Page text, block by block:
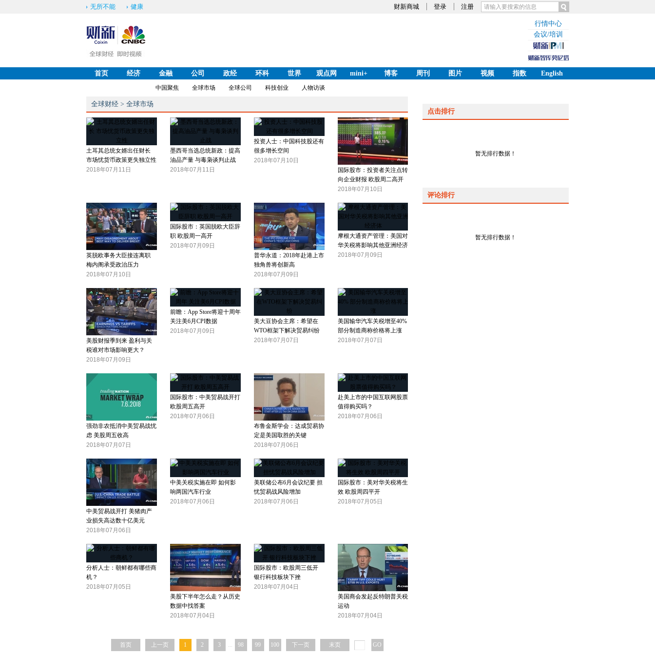
财新商城 登录 注册
无所不能 健康
行情中心
会议/培训
首页 经济 金融 公司 政经 环科 世界 观点网 mini+ 博客 周刊 图片 视频 指数 English
中国聚焦 全球市场 全球公司 科技创业 人物访谈
全球财经 > 全球市场
土耳其总统女婿出任财长
市场忧货币政策更失独立性
2018年07月11日
墨西哥当选总统新政：提高
油品产量 与毒枭谈判止战
2018年07月11日
投资人士：中国科技股还有
很多增长空间
2018年07月10日
国际股市：投资者关注点转
向企业财报 欧股周二高开
2018年07月10日
英脱欧事务大臣接连离职
梅内阁承受政治压力
2018年07月10日
国际股市：英国脱欧大臣辞
职 欧股周一高开
2018年07月09日
普华永道：2018年赴港上市
独角兽将创新高
2018年07月09日
摩根大通资产管理：美国对
华关税将影响其他亚洲经济
体
2018年07月09日
美股财报季到来 盈利与关
税谁对市场影响更大？
2018年07月09日
前瞻：App Store将迎十周年
关注美6月CPI数据
2018年07月09日
美大豆协会主席：希望在
WTO框架下解决贸易纠纷
2018年07月07日
美国输华汽车关税增至40%
部分制造商称价格将上涨
2018年07月07日
强劲非农抵消中美贸易战忧
虑 美股周五收高
2018年07月07日
国际股市：中美贸易战开打
欧股周五高开
2018年07月06日
布鲁金斯学会：达成贸易协
定是美国取胜的关键
2018年07月06日
赴美上市的中国互联网股票
值得购买吗？
2018年07月06日
中美贸易战开打 美猪肉产
业损失高达数十亿美元
2018年07月06日
中美关税实施在即 如何影
响两国汽车行业
2018年07月06日
美联储公布6月会议纪要 担
忧贸易战风险增加
2018年07月06日
国际股市：美对华关税将生
效 欧股周四平开
2018年07月05日
分析人士：朝鲜都有哪些商
机？
2018年07月05日
美股下半年怎么走？从历史
数据中找答案
2018年07月04日
国际股市：欧股周三低开
银行科技板块下挫
2018年07月04日
美国商会发起反特朗普关税
运动
2018年07月04日
首页 上一页 1 2 3 ... 98 99 100 下一页 末页 GO
点击排行
暂无排行数据！
评论排行
暂无排行数据！